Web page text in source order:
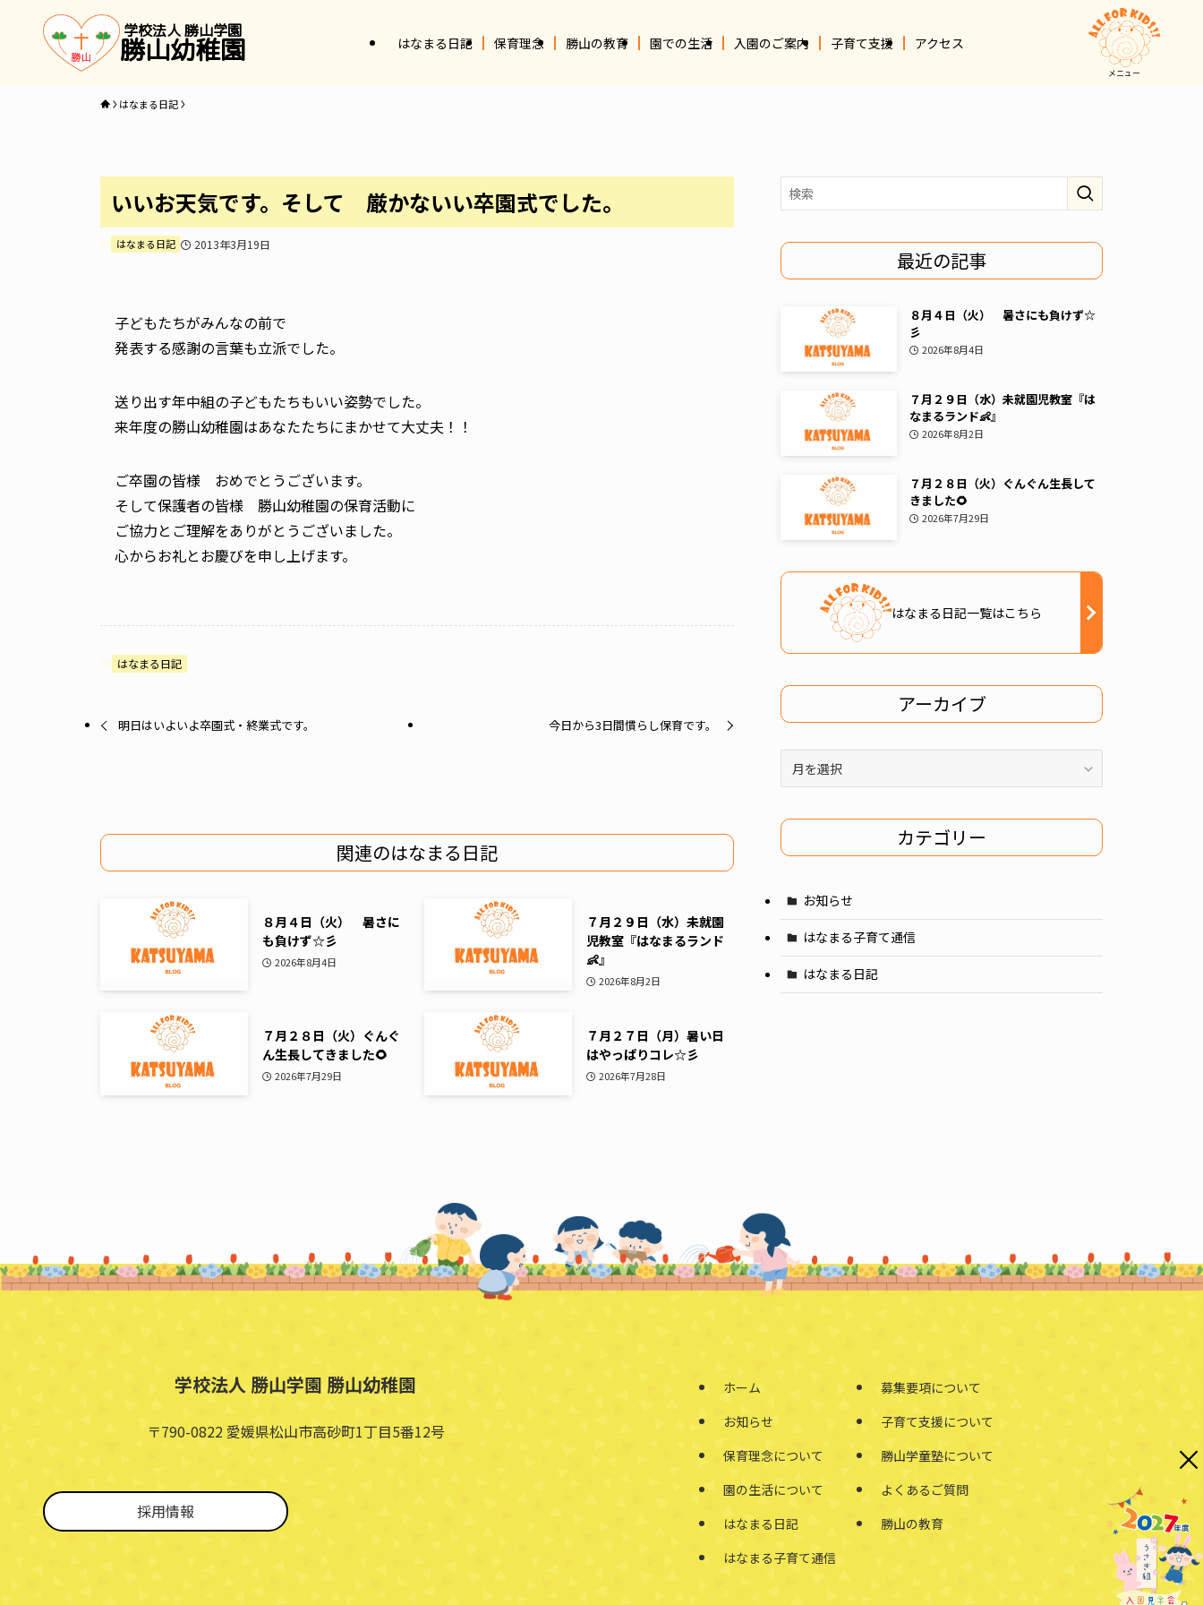
学校法人 勝山学園
勝山幼稚園 はなまる日記 保育理念 勝山の教育 園での生活 入園のご案内 子育て支援 アクセス
メニュー
はなまる日記
いいお天気です。そして 厳かないい卒園式でした。
はなまる日記 2013年3月19日
子どもたちがみんなの前で
発表する感謝の言葉も立派でした。
送り出す年中組の子どもたちもいい姿勢でした。
来年度の勝山幼稚園はあなたたちにまかせて大丈夫！！
ご卒園の皆様 おめでとうございます。
そして保護者の皆様 勝山幼稚園の保育活動に
ご協力とご理解をありがとうございました。
心からお礼とお慶びを申し上げます。
はなまる日記
明日はいよいよ卒園式・終業式です。 今日から3日間慣らし保育です。
関連のはなまる日記
８月４日（火） 暑さに
も負けず☆彡
2026年8月4日
７月２９日（水）未就園
児教室『はなまるランド
👶』
2026年8月2日
７月２８日（火）ぐんぐ
ん生長してきました🌻
2026年7月29日
７月２７日（月）暑い日
はやっぱりコレ☆彡
2026年7月28日
最近の記事
８月４日（火） 暑さにも負けず☆
彡
2026年8月4日
７月２９日（水）未就園児教室『は
なまるランド👶』
2026年8月2日
７月２８日（火）ぐんぐん生長して
きました🌻
2026年7月29日
はなまる日記一覧はこちら
アーカイブ
イ
カテゴリー
お知らせ
はなまる子育て通信
はなまる日記
学校法人 勝山学園 勝山幼稚園
〒790-0822 愛媛県松山市高砂町1丁目5番12号
採用情報
ホーム
お知らせ
保育理念について
園の生活について
はなまる日記
はなまる子育て通信
募集要項について
子育て支援について
勝山学童塾について
よくあるご質問
勝山の教育
×